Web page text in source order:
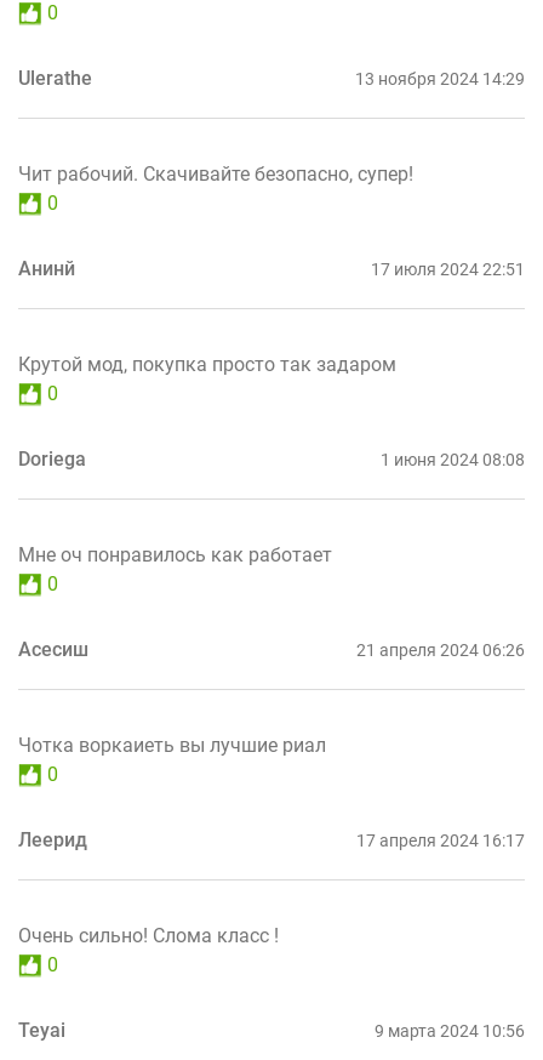
0
Ulerathe 13 ноября 2024 14:29
Чит рабочий. Скачивайте безопасно, супер!
0
Анинй 17 июля 2024 22:51
Крутой мод, покупка просто так задаром
0
Doriega 1 июня 2024 08:08
Мне оч понравилось как работает
0
Асесиш 21 апреля 2024 06:26
Чотка воркаиеть вы лучшие риал
0
Леерид 17 апреля 2024 16:17
Очень сильно! Слома класс !
0
Teyai 9 марта 2024 10:56